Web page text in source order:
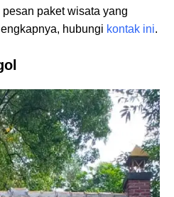
paket wisata yang
hubungi kontak ini.